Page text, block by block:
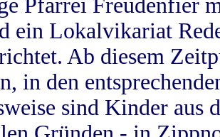
Pfarrei Freudenfier
ein Lokalvikariat
Ab diesem
in den
sind Kinder aus